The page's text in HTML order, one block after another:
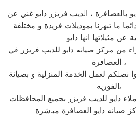
بالعصافرة ، الديب فريزر دايو غني عن
ما تبهرنا بموديلات فريدة و مختلفة
من مركز صيانه دايو للديب فريزر في
العصافرة ،
نصلكم لعمل الخدمة المنزلية و بصيانة
الفورية،
دايو للديب فريزر بجميع المحافظات